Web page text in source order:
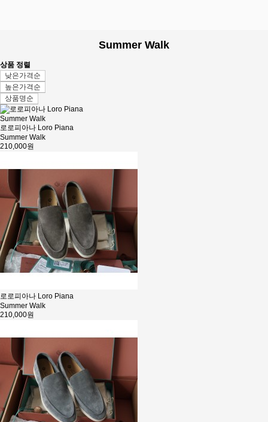
Summer Walk
상품 정렬
낮은가격순
높은가격순
상품명순
로로피아나 Loro Piana
Summer Walk
210,000원
로로피아나 Loro Piana
Summer Walk
210,000원